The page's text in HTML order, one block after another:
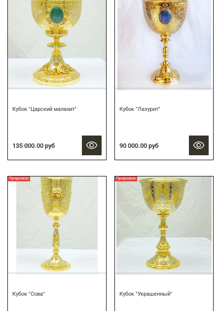
Кубок "Царский малахит"
135 000.00 руб
Кубок "Лазурит"
90 000.00 руб
Предзаказ
Кубок "Сова"
Предзаказ
Кубок "Украшенный"